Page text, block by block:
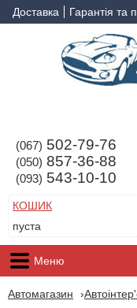
Доставка Гарантія та
(067) 502-79-76
(050) 857-36-88
(093) 543-10-10
КОШИК
пуста
Меню
Автомагазин